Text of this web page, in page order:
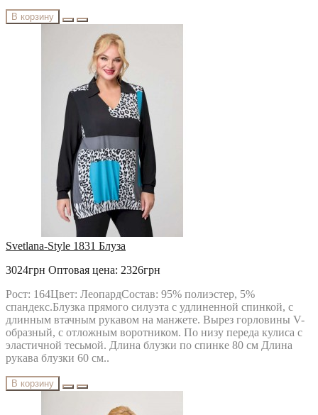
В корзину
Svetlana-Style 1831 Блуза
3024грн Оптовая цена: 2326грн
Рост: 164Цвет: ЛеопардСостав: 95% полиэстер, 5%
спандекс.Блузка прямого силуэта с удлиненной спинкой, с
длинным втачным рукавом на манжете. Вырез горловины V-
образный, с отложным воротником. По низу переда кулиса с
эластичной тесьмой. Длина блузки по спинке 80 см Длина
рукава блузки 60 см..
В корзину